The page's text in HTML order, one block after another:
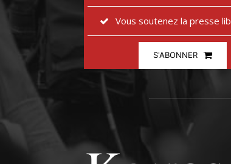
Vous soutenez la presse
S'ABONNER